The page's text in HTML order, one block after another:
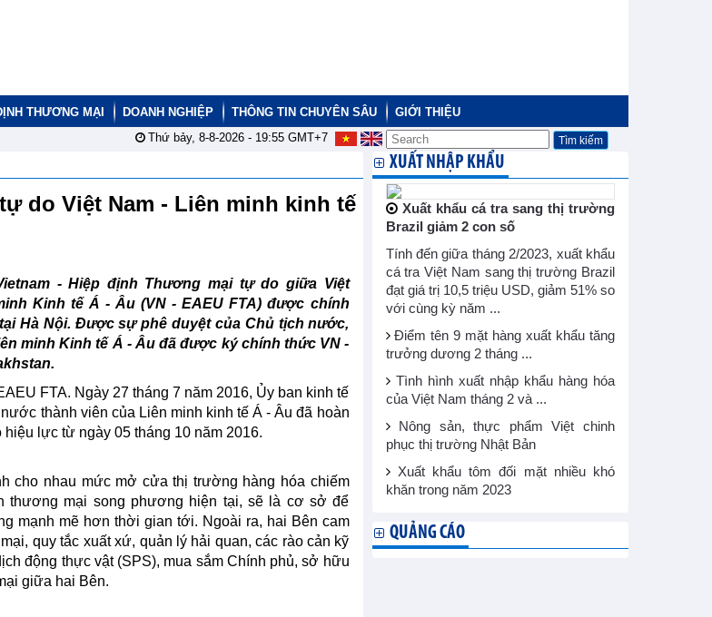
THƯƠNG MẠI DOANH NGHIỆP THÔNG TIN CHUYÊN SÂU
GIỚI THIỆU
Thứ bảy, 8-8-2026 - 19:55GMT+7
do Việt Nam - Liên minh kinh tế
- Hiệp định Thương mại tự do giữa Việt
Kinh tế Á - Âu (VN - EAEU FTA) được chính
Hà Nội. Được sự phê duyệt của Chủ tịch nước,
minh Kinh tế Á - Âu đã được ký chính thức VN -
FTA. Ngày 27 tháng 7 năm 2016, Ủy ban kinh tế
thành viên của Liên minh kinh tế Á - Âu đã hoàn
lực từ ngày 05 tháng 10 năm 2016.
cho nhau mức mở cửa thị trường hàng hóa chiếm
thương mại song phương hiện tại, sẽ là cơ sở để
mạnh mẽ hơn thời gian tới. Ngoài ra, hai Bên cam
quy tắc xuất xứ, quản lý hải quan, các rào cản kỹ
động thực vật (SPS), mua sắm Chính phủ, sở hữu
giữa hai Bên.
XUẤT NHẬP KHẨU
Xuất khẩu cá tra sang thị trường
Brazil giảm 2 con số
Tính đến giữa tháng 2/2023, xuất khẩu
cá tra Việt Nam sang thị trường Brazil
đạt giá trị 10,5 triệu USD, giảm 51% so
với cùng kỳ năm ...
Điểm tên 9 mặt hàng xuất khẩu tăng
trưởng dương 2 tháng ...
Tình hình xuất nhập khẩu hàng hóa
của Việt Nam tháng 2 và ...
Nông sản, thực phẩm Việt chinh
phục thị trường Nhật Bản
Xuất khẩu tôm đối mặt nhiều khó
khăn trong năm 2023
QUẢNG CÁO